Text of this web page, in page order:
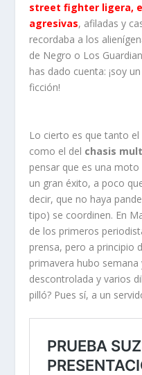
street fighter ligera,
agresivas, afiladas y
recordaba a los
de Negro o Los
has dado cuenta: ¡soy
ficción!
Lo cierto es que tanto
como el del chasis
pensar que es una
un gran éxito, a poco
decir, que no haya
tipo) se coordinen. En
de los primeros
prensa, pero a principio
primavera hubo semana
descontrolada y varios
pilló? Pues sí, a un